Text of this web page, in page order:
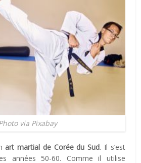
via Pixabay
art martial de Corée du Sud. Il s’est
années 50-60. Comme il utilise